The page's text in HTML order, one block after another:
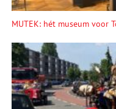
MUTEK: hét museum voor